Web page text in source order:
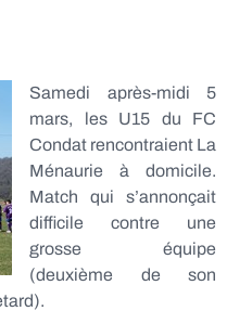
Samedi après-midi 5
mars, les U15 du FC
Condat rencontraient La
Ménaurie à domicile.
Match qui s’annonçait
difficile contre une
grosse équipe
(deuxième de son